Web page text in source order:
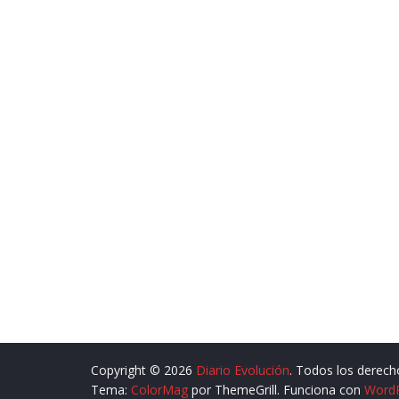
Copyright © 2026 Diario Evolución. Todos los
Tema: ColorMag por ThemeGrill. Funciona con